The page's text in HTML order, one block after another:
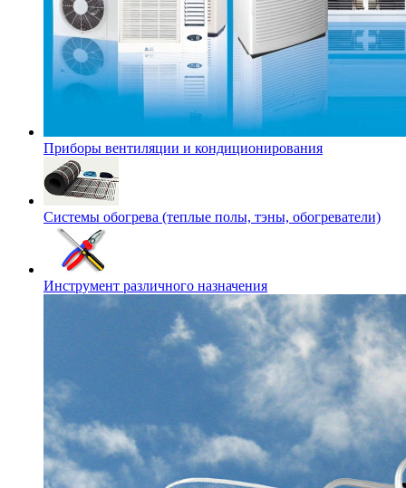
Приборы вентиляции и кондиционирования
Системы обогрева (теплые полы, тэны, обогреватели)
Инструмент различного назначения